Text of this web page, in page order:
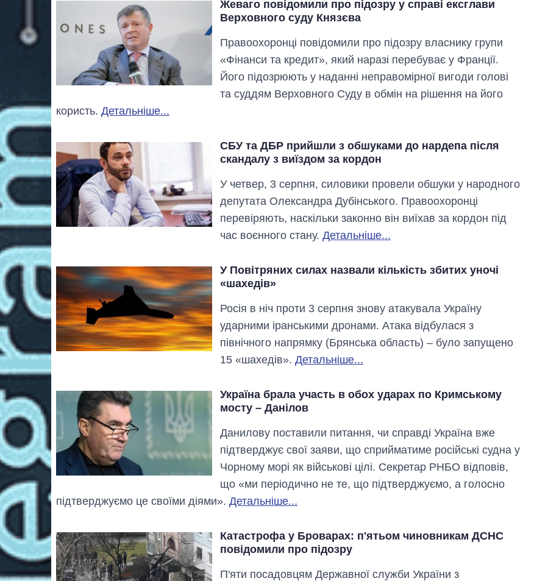
Жеваго повідомили про підозру у справі ексглави
Верховного суду Князєва
Правоохоронці повідомили про підозру власнику групи
«Фінанси та кредит», який наразі перебуває у Франції.
Його підозрюють у наданні неправомірної вигоди голові
та суддям Верховного Суду в обмін на рішення на його
користь. Детальніше...
СБУ та ДБР прийшли з обшуками до нардепа після
скандалу з виїздом за кордон
У четвер, 3 серпня, силовики провели обшуки у народного
депутата Олександра Дубінського. Правоохоронці
перевіряють, наскільки законно він виїхав за кордон під
час воєнного стану. Детальніше...
У Повітряних силах назвали кількість збитих уночі
«шахедів»
Росія в ніч проти 3 серпня знову атакувала Україну
ударними іранськими дронами. Атака відбулася з
північного напрямку (Брянська область) – було запущено
15 «шахедів». Детальніше...
Україна брала участь в обох ударах по Кримському
мосту – Данілов
Данилову поставили питання, чи справді Україна вже
підтверджує свої заяви, що сприйматиме російські судна у
Чорному морі як військові цілі. Секретар РНБО відповів,
що «ми періодично не те, що підтверджуємо, а голосно
підтверджуємо це своїми діями». Детальніше...
Катастрофа у Броварах: п'ятьом чиновникам ДСНС
повідомили про підозру
П'яти посадовцям Державної служби України з
Дефіцит пам’яті:
як зріс попит на
чипи за останні
роки і що
прогнозують на
2027-й